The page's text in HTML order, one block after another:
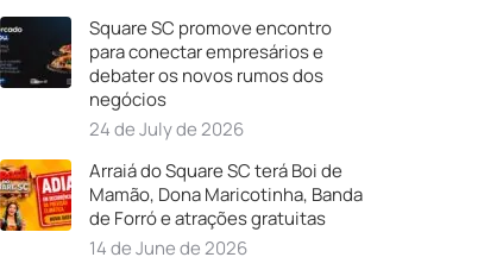
Square SC promove encontro
para conectar empresários e
debater os novos rumos dos
negócios
24 de July de 2026
Arraiá do Square SC terá Boi de
Mamão, Dona Maricotinha, Banda
de Forró e atrações gratuitas
14 de June de 2026